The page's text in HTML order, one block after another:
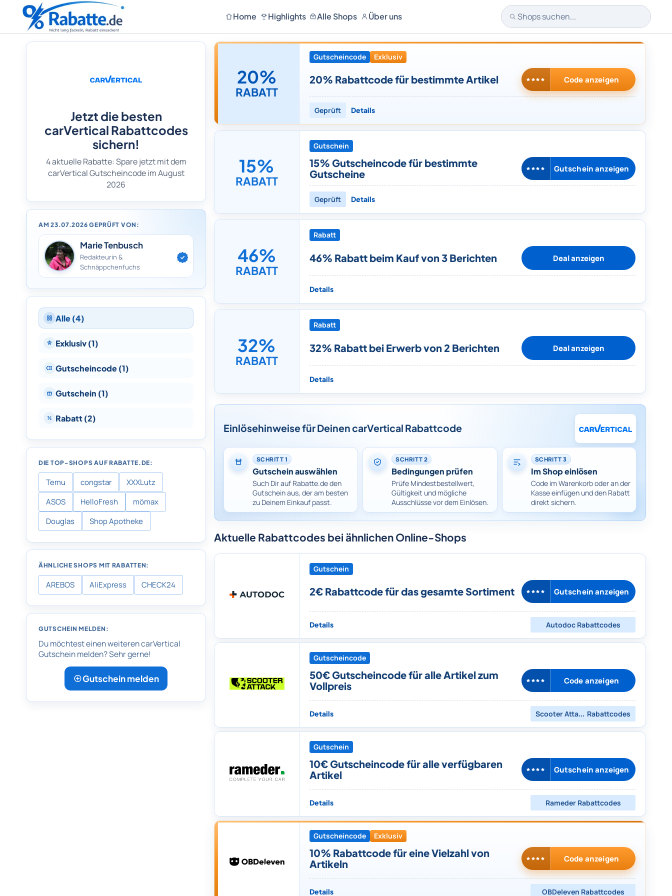
Home Highlights Alle Shops Über uns Shops suchen
Jetzt die besten
carVertical Rabattcodes
sichern!
4 aktuelle Rabatte: Spare jetzt mit dem
carVertical Gutscheincode im August
2026
AM 23.07.2026 GEPRÜFT VON:
Marie Tenbusch
Redakteurin &
Schnäppchenfuchs
Alle (4)
Exklusiv (1)
Gutscheincode (1)
Gutschein (1)
Rabatt (2)
DIE TOP-SHOPS AUF RABATTE.DE:
Temu congstar
XXXLutz
ASOS
HelloFresh
mömax
Douglas
Shop Apotheke
ÄHNLICHE SHOPS MIT RABATTEN:
AREBOS AliExpress CHECK24
GUTSCHEIN MELDEN:
Du möchtest einen weiteren carVertical
Gutschein melden? Sehr gerne!
Gutschein melden
20%
RABATT
Gutscheincode Exklusiv
20% Rabattcode für bestimmte Artikel **** Code anzeigen
Geprüft Details
15%
RABATT
Gutschein
15% Gutscheincode für bestimmte
Gutscheine
**** Gutschein anzeigen
Geprüft Details
46%
RABATT
Rabatt
46% Rabatt beim Kauf von 3 Berichten Deal anzeigen
Details
32%
RABATT
Rabatt
32% Rabatt bei Erwerb von 2 Berichten Deal anzeigen
Details
Einlösehinweise für Deinen carVertical Rabattcode
SCHRITT 1
Gutschein auswählen
Such Dir auf Rabatte.de den
Gutschein aus, der am besten
zu Deinem Einkauf passt.
SCHRITT 2
Bedingungen prüfen
Prüfe Mindestbestellwert,
Gültigkeit und mögliche
Ausschlüsse vor dem Einlösen.
SCHRITT 3
Im Shop einlösen
Code im Warenkorb oder an der
Kasse einfügen und den Rabatt
direkt sichern.
Aktuelle Rabattcodes bei ähnlichen Online-Shops
Gutschein
2€ Rabattcode für das gesamte Sortiment **** Gutschein anzeigen
Details AutodocRabattcodes
Gutscheincode
50€ Gutscheincode für alle Artikel zum
Vollpreis
**** Code anzeigen
Details Scooter Attack Rabattcodes
Gutschein
10€ Gutscheincode für alle verfügbaren
Artikel
**** Gutschein anzeigen
Details RamederRabattcodes
Gutscheincode Exklusiv
10% Rabattcode für eine Vielzahl von
Artikeln
**** Code anzeigen
Details OBDeleven Rabattcodes